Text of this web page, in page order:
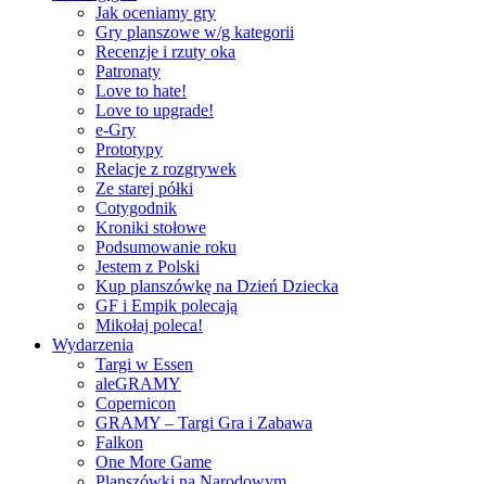
Jak oceniamy gry
Gry planszowe w/g kategorii
Recenzje i rzuty oka
Patronaty
Love to hate!
Love to upgrade!
e-Gry
Prototypy
Relacje z rozgrywek
Ze starej półki
Cotygodnik
Kroniki stołowe
Podsumowanie roku
Jestem z Polski
Kup planszówkę na Dzień Dziecka
GF i Empik polecają
Mikołaj poleca!
Wydarzenia
Targi w Essen
aleGRAMY
Copernicon
GRAMY – Targi Gra i Zabawa
Falkon
One More Game